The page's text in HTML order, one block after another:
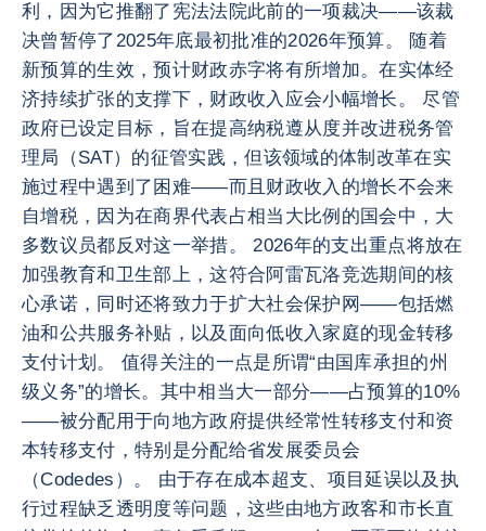
利，因为它推翻了宪法法院此前的一项裁决——该裁
决曾暂停了2025年底最初批准的2026年预算。 随着
新预算的生效，预计财政赤字将有所增加。在实体经
济持续扩张的支撑下，财政收入应会小幅增长。 尽管
政府已设定目标，旨在提高纳税遵从度并改进税务管
理局（SAT）的征管实践，但该领域的体制改革在实
施过程中遇到了困难——而且财政收入的增长不会来
自增税，因为在商界代表占相当大比例的国会中，大
多数议员都反对这一举措。 2026年的支出重点将放在
加强教育和卫生部上，这符合阿雷瓦洛竞选期间的核
心承诺，同时还将致力于扩大社会保护网——包括燃
油和公共服务补贴，以及面向低收入家庭的现金转移
支付计划。 值得关注的一点是所谓“由国库承担的州
级义务”的增长。其中相当大一部分——占预算的10%
——被分配用于向地方政府提供经常性转移支付和资
本转移支付，特别是分配给省发展委员会
（Codedes）。 由于存在成本超支、项目延误以及执
行过程缺乏透明度等问题，这些由地方政客和市长直